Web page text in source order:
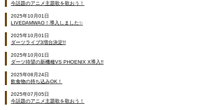
今話題のアニメ主題歌を歌おう！
2025年10月01日
LIVEDAMWAO！導入しました✨
2025年10月01日
ダーツライブ3増台決定!!
2025年10月01日
ダーツ待望の新機種VS PHOENIX X導入!!
2025年08月24日
飲食物の持ち込みOK！
2025年07月05日
今話題のアニメ主題歌を歌おう！